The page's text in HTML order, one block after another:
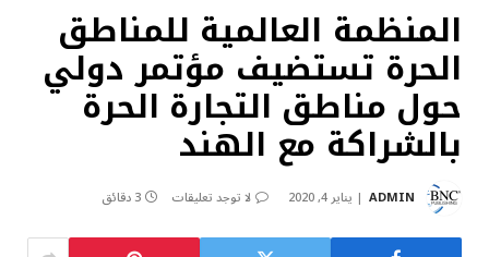
المنظمة العالمية للمناطق
الحرة تستضيف مؤتمر دولي
حول مناطق التجارة الحرة
بالشراكة مع الهند
ADMIN يناير 4, 2020 لا توجد تعليقات 3 دقائق